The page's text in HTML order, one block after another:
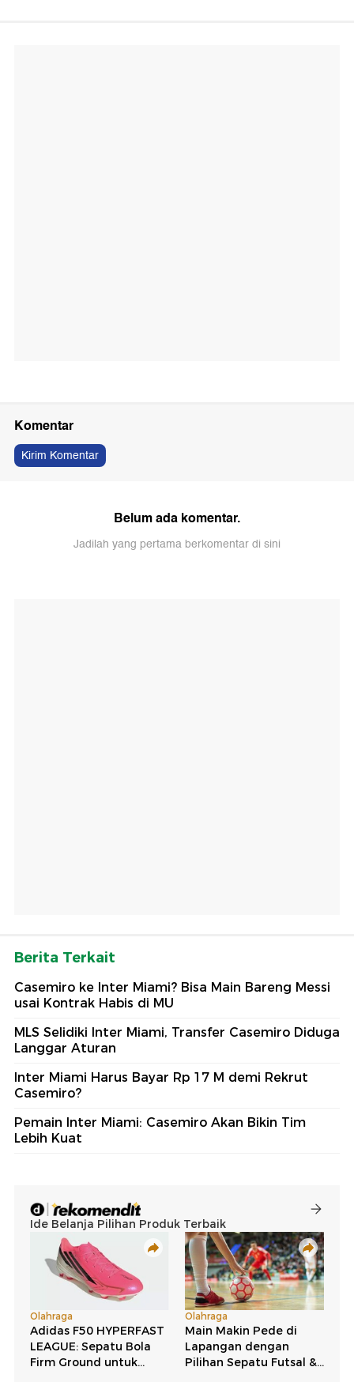
Komentar
Kirim Komentar
Belum ada komentar.
Jadilah yang pertama berkomentar di sini
Berita Terkait
Casemiro ke Inter Miami? Bisa Main Bareng Messi
usai Kontrak Habis di MU
MLS Selidiki Inter Miami, Transfer Casemiro Diduga
Langgar Aturan
Inter Miami Harus Bayar Rp 17 M demi Rekrut
Casemiro?
Pemain Inter Miami: Casemiro Akan Bikin Tim
Lebih Kuat